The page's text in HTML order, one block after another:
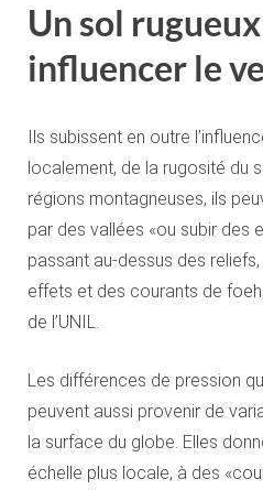
Un sol
influencer le
Ils subissent en outre
localement, de la rugosité du
régions montagneuses, ils
par des vallées «ou subir des
passant au-dessus des
effets et des courants de
de l’UNIL.
Les différences de pression
peuvent aussi provenir de
la surface du globe. Elles
échelle plus locale, à des